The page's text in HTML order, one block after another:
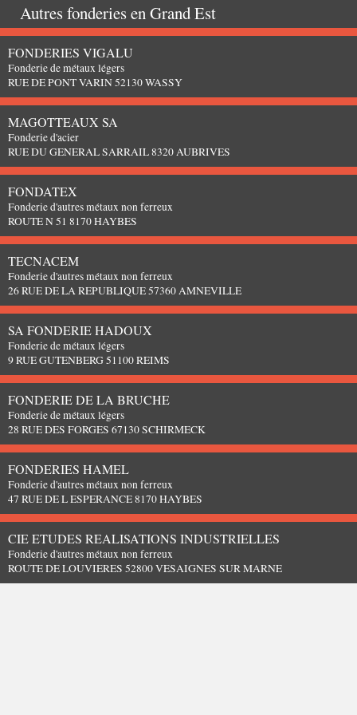
Autres fonderies enGrand Est
FONDERIES VIGALU
Fonderie de métaux légers
RUE DE PONT VARIN 52130 WASSY
MAGOTTEAUX SA
Fonderie d'acier
RUE DU GENERAL SARRAIL 8320 AUBRIVES
FONDATEX
Fonderie d'autres métaux non ferreux
ROUTE N 51 8170 HAYBES
TECNACEM
Fonderie d'autres métaux non ferreux
26 RUE DE LA REPUBLIQUE 57360 AMNEVILLE
SA FONDERIE HADOUX
Fonderie de métaux légers
9 RUE GUTENBERG 51100 REIMS
FONDERIE DE LA BRUCHE
Fonderie de métaux légers
28 RUE DES FORGES 67130 SCHIRMECK
FONDERIES HAMEL
Fonderie d'autres métaux non ferreux
47 RUE DE L ESPERANCE 8170 HAYBES
CIE ETUDES REALISATIONS INDUSTRIELLES
Fonderie d'autres métaux non ferreux
ROUTE DE LOUVIERES 52800 VESAIGNES SUR MARNE